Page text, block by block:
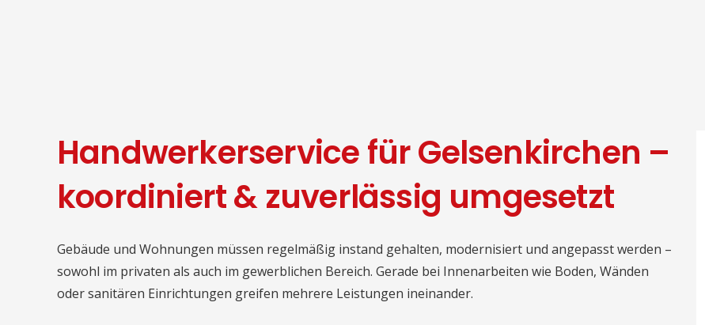
Handwerkerservice für Gelsenkirchen –
koordiniert & zuverlässig umgesetzt
Gebäude und Wohnungen müssen regelmäßig instand gehalten, modernisiert und angepasst werden –
sowohl im privaten als auch im gewerblichen Bereich. Gerade bei Innenarbeiten wie Boden, Wänden
oder sanitären Einrichtungen greifen mehrere Leistungen ineinander.